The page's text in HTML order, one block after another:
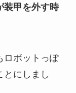
装甲を外す時
ロボットっぽ
とにしまし